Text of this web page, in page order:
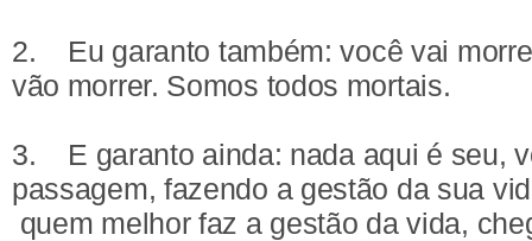
2. Eu garanto também: você vai
vão morrer. Somos todos mortais.
3. E garanto ainda: nada aqui é seu,
passagem, fazendo a gestão da sua
quem melhor faz a gestão da vida,